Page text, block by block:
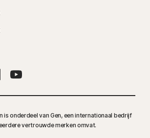
is onderdeel van Gen, een internationaal bedrijf
vertrouwde merken omvat.